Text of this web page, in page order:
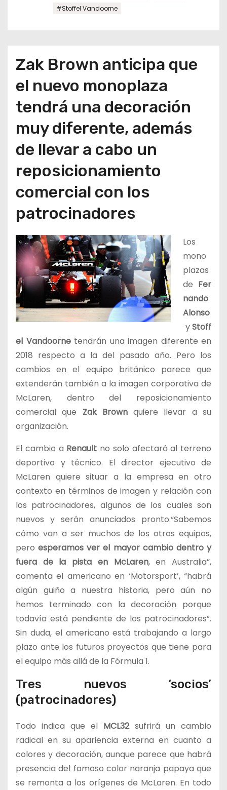
#Stoffel Vandoorne
Zak Brown anticipa que
el nuevo monoplaza
tendrá una decoración
muy diferente, además
de llevar a cabo un
reposicionamiento
comercial con los
patrocinadores
Los
mono
plazas
de Fer
nando
Alonso
yStoff
el Vandoornetendrán una imagen diferente en
2018 respecto a la del pasado año. Pero los
cambios en el equipo británico parece que
extenderán también a la imagen corporativa de
McLaren, dentro del reposicionamiento
comercial que Zak Brownquiere llevar a su
organización.
El cambio a Renault no solo afectará al terreno
deportivo y técnico. El director ejecutivo de
McLaren quiere situar a la empresa en otro
contexto en términos de imagen y relación con
los patrocinadores, algunos de los cuales son
nuevos y serán anunciados pronto.“Sabemos
cómo van a ser muchos de los otros equipos,
peroesperamos ver el mayor cambio dentro y
fuera de la pista en McLaren, en Australia”,
comenta el americano en ‘Motorsport’, “habrá
algún guiño a nuestra historia, pero aún no
hemos terminado con la decoración porque
todavía está pendiente de los patrocinadores”.
Sin duda, el americano está trabajando a largo
plazo ante los futuros proyectos que tiene para
el equipo más allá de la Fórmula 1.
Tres nuevos ‘socios’
(patrocinadores)
Todo indica que el MCL32 sufrirá un cambio
radical en su apariencia externa en cuanto a
colores y decoración, aunque parece que habrá
presencia del famoso color naranja papaya que
se remonta a los orígenes de McLaren. En todo